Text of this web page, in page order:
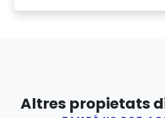
Altres propietats